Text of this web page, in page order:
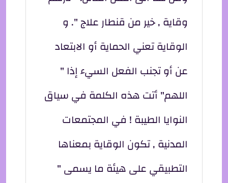
وقاية , خير من قنطار علاج ". و
الوقاية تعني الحماية أو الابتعاد
عن أو تجنب الفعل السيء إذا "
اللهم" أتت هذه الكلمة في سياق
النوايا الطيبة ! في المجتمعات
المدنية , تكون الوقاية بمعناها
التطبيقي على هيئة ما يسمى "